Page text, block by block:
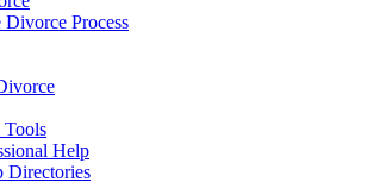
Process
Tools
Help
Directories